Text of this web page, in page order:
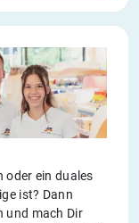
oder ein duales
ist? Dann
und mach Dir